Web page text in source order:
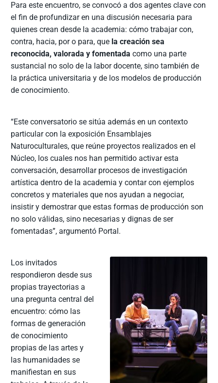
Para este encuentro, se convocó a dos agentes clave con
el fin de profundizar en una discusión necesaria para
quienes crean desde la academia: cómo trabajar con,
contra, hacia, por o para, que la creación sea
reconocida, valorada y fomentada como una parte
sustancial no solo de la labor docente, sino también de
la práctica universitaria y de los modelos de producción
de conocimiento.
“Este conversatorio se sitúa además en un contexto
particular con la exposición Ensamblajes
Naturoculturales, que reúne proyectos realizados en el
Núcleo, los cuales nos han permitido activar esta
conversación, desarrollar procesos de investigación
artística dentro de la academia y contar con ejemplos
concretos y materiales que nos ayudan a negociar,
insistir y demostrar que estas formas de producción son
no solo válidas, sino necesarias y dignas de ser
fomentadas”, argumentó Portal.
Los invitados
respondieron desde sus
propias trayectorias a
una pregunta central del
encuentro: cómo las
formas de generación
de conocimiento
propias de las artes y
las humanidades se
manifiestan en sus